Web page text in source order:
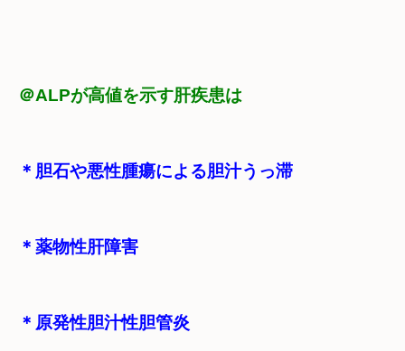
＠ALPが高値を示す肝疾患は
＊胆石や悪性腫瘍による胆汁うっ滞
＊薬物性肝障害
＊原発性胆汁性胆管炎